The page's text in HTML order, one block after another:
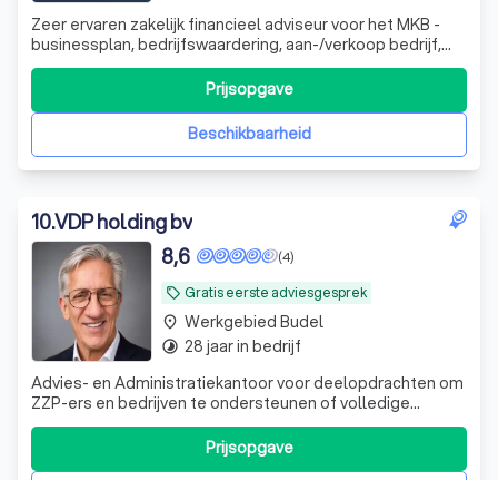
Zeer ervaren zakelijk financieel adviseur voor het MKB -
businessplan, bedrijfswaardering, aan-/verkoop bedrijf,
werknemersparticipaties, financieel zwaar weer en whoa
trajecten. DGA advisering
Beschikbaarheid
Prijsopgave
10.VDP holding bv
local_offer Gratis eerste adviesgesprek
(4)
8,6
Advies- en Administratiekantoor voor deelopdrachten om
ZZP-ers en bedrijven te ondersteunen of volledige
opdrachten in de controle en uitvoering van de
administratie en faciliteiten.Prijsopgave
place Werkgebied Budel
timelapse 28 jaar in bedrijf